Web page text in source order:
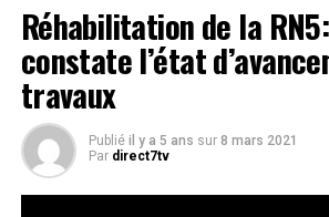
Réhabilitation de la RN5:
constate l’état
travaux
Publié il y a 5 ans sur 8 mars 2021
Par direct7tv